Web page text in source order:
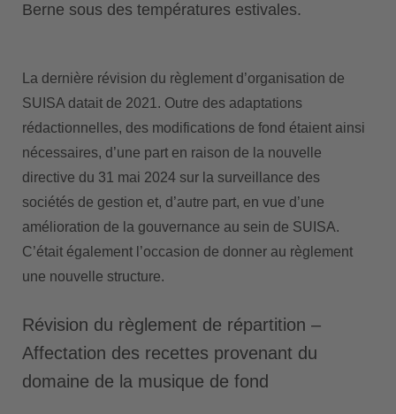
Berne sous des températures estivales.
La dernière révision du règlement d’organisation de
SUISA datait de 2021. Outre des adaptations
rédactionnelles, des modifications de fond étaient ainsi
nécessaires, d’une part en raison de la nouvelle
directive du 31 mai 2024 sur la surveillance des
sociétés de gestion et, d’autre part, en vue d’une
amélioration de la gouvernance au sein de SUISA.
C’était également l’occasion de donner au règlement
une nouvelle structure.
Révision du règlement de répartition –
Affectation des recettes provenant du
domaine de la musique de fond